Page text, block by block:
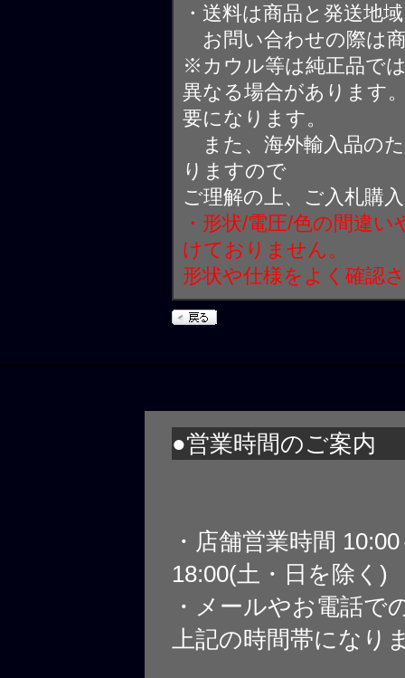
・送料は商品と発送地
お問い合わせの際は
※カウル等は純正品で
異なる場合があります
要になります。
また、海外輸入品の
りますので
ご理解の上、ご入札購
・形状/電圧/色の間違
けておりません。
形状や仕様をよく確認
●営業時間のご案内
・店舗営業時間
18:00(土・日を除く)
・メールやお電話で
上記の時間帯になり